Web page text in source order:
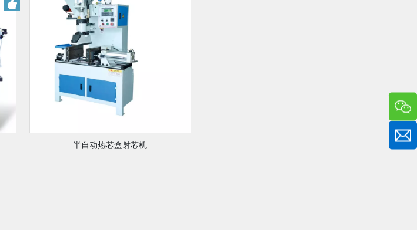
半自动热芯盒射芯机